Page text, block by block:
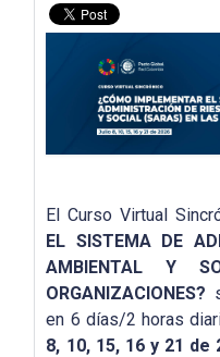
El Curso Virtual
EL SISTEMA DE
AMBIENTAL Y
ORGANIZACIONES?
en 6 días/2 horas
8, 10, 15, 16 y 21 de